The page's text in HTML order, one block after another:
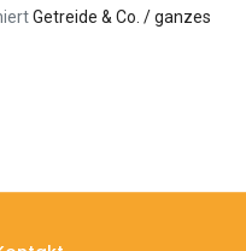
Getreide & Co. / ganzes